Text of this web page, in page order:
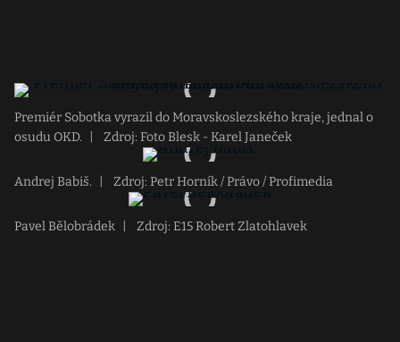
Premiér Sobotka vyrazil do Moravskoslezského kraje, jednal o
osudu OKD.
Zdroj: Foto Blesk - Karel Janeček
Andrej Babiš. Zdroj: Petr Horník / Právo / Profimedia
Pavel Bělobrádek Zdroj: E15 Robert Zlatohlavek